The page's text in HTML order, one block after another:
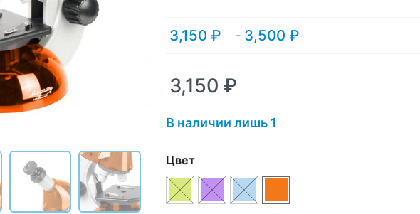
3,150 ₽ – 3,500 ₽
Диапазон
3,500 ₽
3,150 ₽
В наличии лишь 1
Цвет